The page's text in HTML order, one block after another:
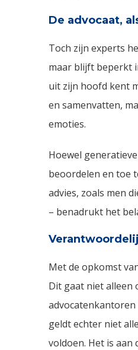
De advocaat,
Toch zijn experts
maar blijft beperkt
uit zijn hoofd kent
en samenvatten,
emoties.
Hoewel
beoordelen en toe
advies, zoals men
– benadrukt het
Met de opkomst
Dit gaat niet alleen
geldt echter niet
voldoen. Het is